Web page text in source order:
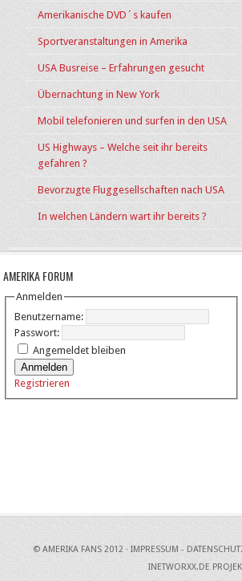
Amerikanische DVD´s kaufen
Sportveranstaltungen in Amerika
USA Busreise – Erfahrungen gesucht
Übernachtung in New York
Mobil telefonieren und surfen in den USA
US Highways – Welche seit ihr bereits
gefahren ?
Bevorzugte Fluggesellschaften nach USA
In welchen Ländern wart ihr bereits ?
AMERIKA FORUM
Anmelden
Benutzername:
Passwort:
Angemeldet bleiben
Anmelden
Registrieren
© AMERIKA FANS 2012 · IMPRESSUM -
INETWORXX.DE